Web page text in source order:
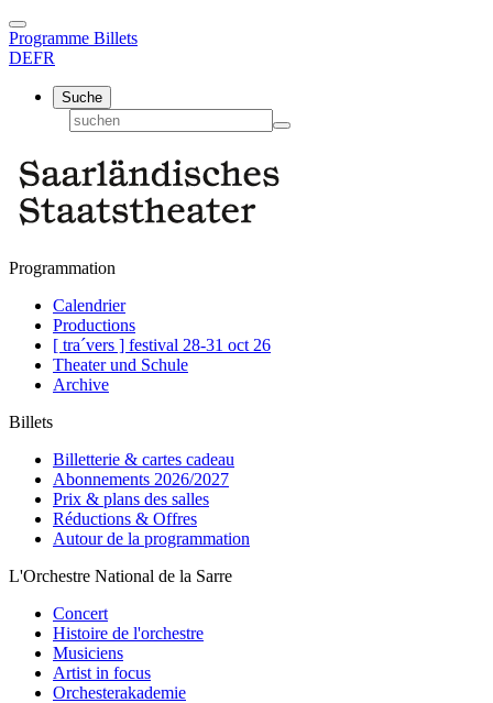
Programme Billets
DEFR
Suche
Programmation
Calendrier
Productions
[ tra´vers ] festival 28-31 oct 26
Theater und Schule
Archive
Billets
Billetterie & cartes cadeau
Abonnements 2026/2027
Prix & plans des salles
Réductions & Offres
Autour de la programmation
L'Orchestre National de la Sarre
Concert
Histoire de l'orchestre
Musiciens
Artist in focus
Orchesterakademie